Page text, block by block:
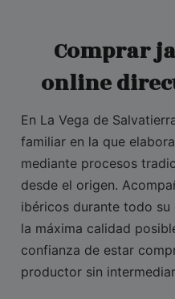
Comprar
online
En La Vega de
familiar en la que
mediante procesos
desde el origen.
ibéricos durante todo
la máxima calidad
confianza de estar
productor sin